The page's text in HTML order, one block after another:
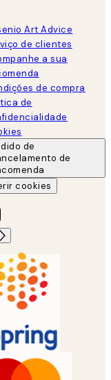
Art Advice
de clientes
a sua
de compra
de
de
de
cookies